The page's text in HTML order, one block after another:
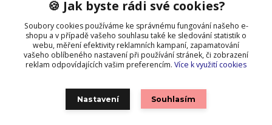
+420 608 479 610
po - pá 8:00 - 15:00
info@bastadomisky.cz
🍪 Jak byste rádi své cookies?
Soubory cookies používáme ke správnému fungování našeho e-
shopu a v případě vašeho souhlasu také ke sledování statistik o
webu, měření efektivity reklamních kampaní, zapamatování
vašeho oblíbeného nastavení při používání stránek, či zobrazení
reklam odpovídajících vašim preferencím. Více k využití cookies
Nastavení Souhlasím